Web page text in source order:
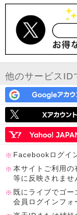
他のサービスID
Facebookログイ
本サイトご利用の
等に反映されませ
既にライブでゴ
会員ログインフォ